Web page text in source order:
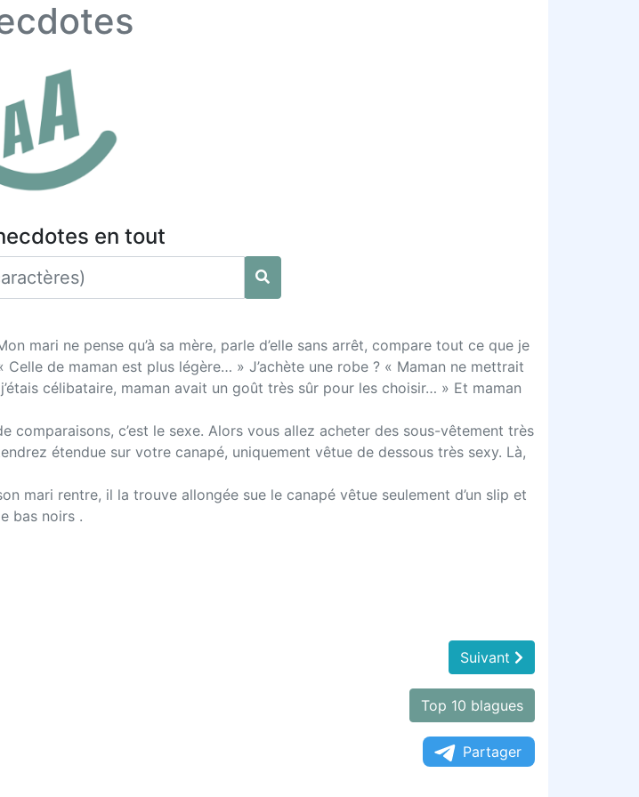
en tout
mari ne pense qu’à sa mère, parle d’elle sans arrêt, compare tout ce que je
de maman est plus légère… » J’achète une robe ? « Maman ne mettrait
célibataire, maman avait un goût très sûr pour les choisir… » Et maman
c’est le sexe. Alors vous allez acheter des sous-vêtement très
étendue sur votre canapé, uniquement vêtue de dessous très sexy. Là,
mari rentre, il la trouve allongée sue le canapé vêtue seulement d’un slip et
bas noirs .
Suivant
Top 10 blagues
Partager